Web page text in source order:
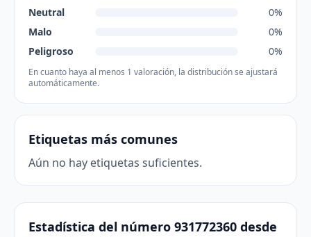
Neutral
0%
Malo
0%
Peligroso
0%
En cuanto haya al menos 1 valoración, la distribución se ajustará
automáticamente.
Etiquetas más comunes
Aún no hay etiquetas suficientes.
Estadística del número 931772360 desde